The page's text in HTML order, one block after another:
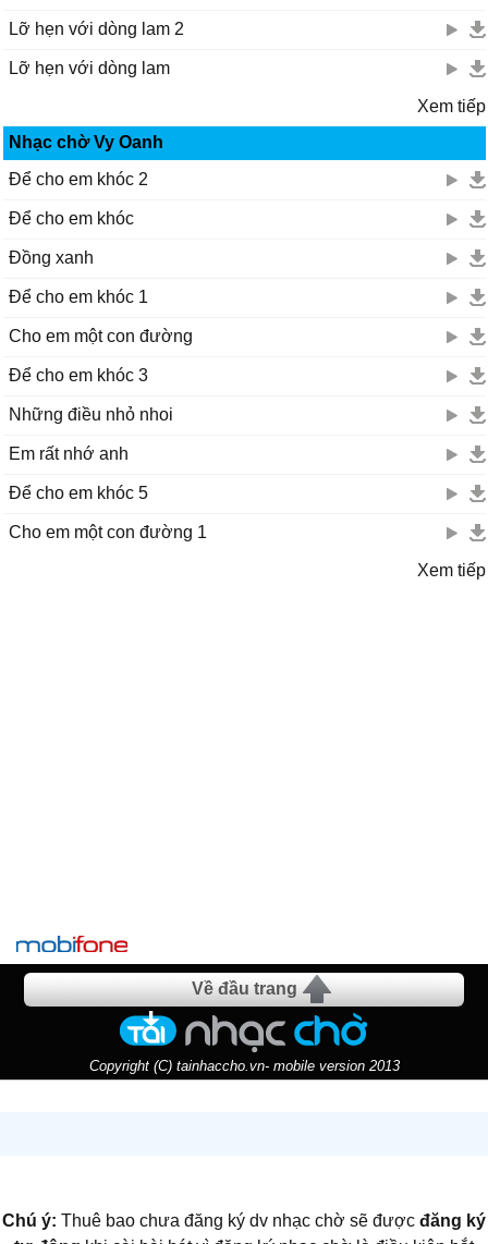
Lỡ hẹn với dòng lam 2
Lỡ hẹn với dòng lam
Xem tiếp
Nhạc chờ Vy Oanh
Để cho em khóc 2
Để cho em khóc
Đồng xanh
Để cho em khóc 1
Cho em một con đường
Để cho em khóc 3
Những điều nhỏ nhoi
Em rất nhớ anh
Để cho em khóc 5
Cho em một con đường 1
Xem tiếp
Về đầu trang
Copyright (C) tainhaccho.vn- mobile version 2013
Chú ý: Thuê bao chưa đăng ký dv nhạc chờ sẽ được đăng ký